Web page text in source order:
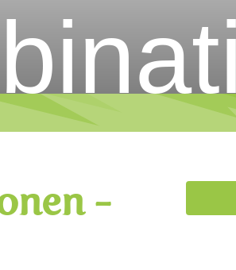
-